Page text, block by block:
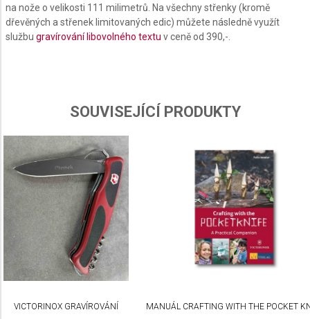
na nože o velikosti 111 milimetrů. Na všechny střenky (kromě
dřevěných a střenek limitovaných edic) můžete následně využít
službu gravírování libovolného textu v ceně od 390,-.
SOUVISEJÍCÍ PRODUKTY
VICTORINOX GRAVÍROVÁNÍ MANUÁL CRAFTING WITH THE POCKET
Measure advertising performance
Measure content performance
Develop and improve services
Use limited data to select content
IAB Special Features:
Use precise geolocation data
Identify devices based on information actively
requested
Non-IAB processing purposes:
Necessary